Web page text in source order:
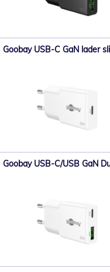
Goobay USB-C GaN lader
Goobay USB-C/USB GaN